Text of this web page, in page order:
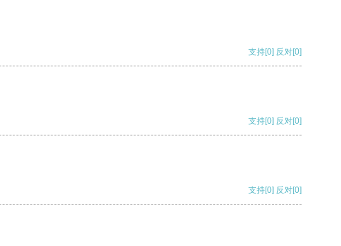
支持[0] 反对[0]
支持[0] 反对[0]
支持[0] 反对[0]